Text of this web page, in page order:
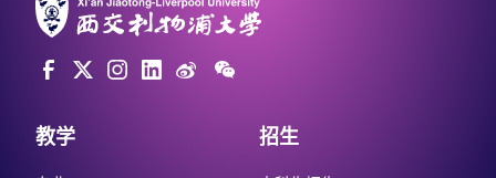
教学 招生